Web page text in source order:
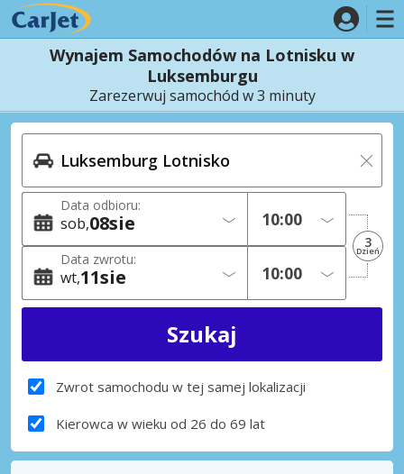
Wynajem Samochodów na Lotnisku w
Luksemburgu
Zarezerwuj samochód w 3 minuty
Data odbioru:
sob 08sie
Data zwrotu:
wt 11sie
3
Dzień
Zwrot samochodu w tej samej lokalizacji
Kierowca w wieku od 26 do 69 lat